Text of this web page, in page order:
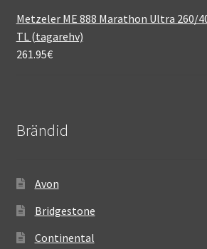
Metzeler ME 888 Marathon Ultra 260/
TL (tagarehv)
261.95€
Brändid
Avon
Bridgestone
Continental